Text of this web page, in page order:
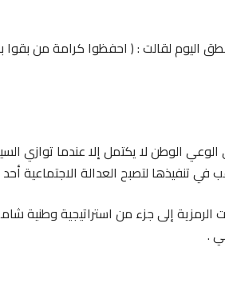
اليوم لقالت : ( احفظوا كرامة من بقوا
الوطن لا يكتمل إلا عندما توازي
تنفيذها لتصبح العدالة الاجتماعية
الرمزية إلى جزء من استراتيجية وطنية
.